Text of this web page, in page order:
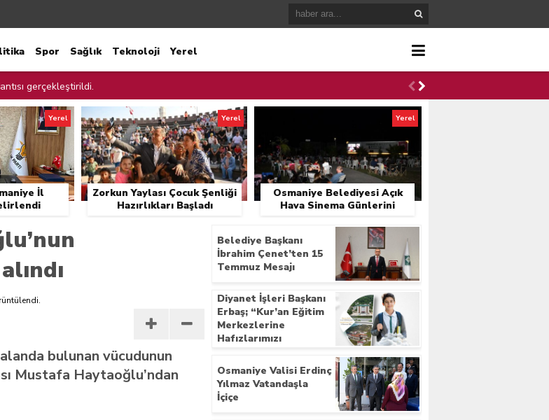
Spor Sağlık Teknoloji Yerel
gerçekleştirildi.
Toplandı
Kurtardı
Etti.
değerlendirme toplantısında konuştu
İl
Yerel
Zorkun Yaylası Çocuk Şenliği
Hazırlıkları Başladı
Yerel
Osmaniye Belediyesi Açık
Hava Sinema Günlerini
Yerel
bulunan vücudunun
Mustafa Haytaoğlu’ndan
Belediye Başkanı
İbrahim Çenet’ten 15
Temmuz Mesajı
Diyanet İşleri Başkanı
Erbaş; “Kur’an Eğitim
Merkezlerine
Hafızlarımızı
Osmaniye Valisi Erdinç
Yılmaz Vatandaşla
İçiçe